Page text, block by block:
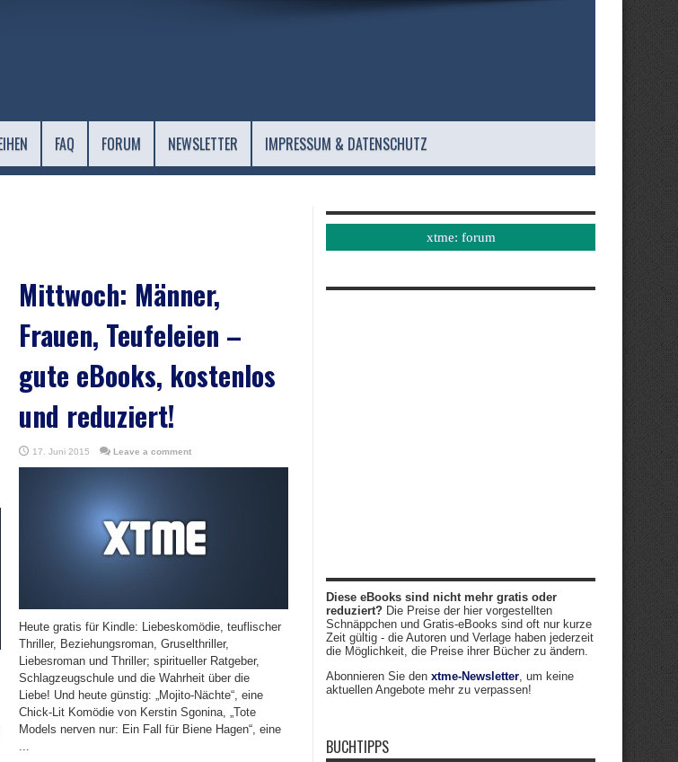
FAQ FORUM NEWSLETTER IMPRESSUM & DATENSCHUTZ
Mittwoch: Männer,
Frauen, Teufeleien –
gute eBooks, kostenlos
und reduziert!
17. Juni 2015 Leave a comment
Heute gratis für Kindle: Liebeskomödie, teuflischer
Thriller, Beziehungsroman, Gruselthriller,
Liebesroman und Thriller; spiritueller Ratgeber,
Schlagzeugschule und die Wahrheit über die
Liebe! Und heute günstig: „Mojito-Nächte“, eine
Chick-Lit Komödie von Kerstin Sgonina, „Tote
Models nerven nur: Ein Fall für Biene Hagen“, eine
...
xtme: forum
Diese eBooks sind nicht mehr gratis oder
reduziert? Die Preise der hier vorgestellten
Schnäppchen und Gratis-eBooks sind oft nur kurze
Zeit gültig - die Autoren und Verlage haben jederzeit
die Möglichkeit, die Preise ihrer Bücher zu ändern.
Abonnieren Sie den xtme-Newsletter, um keine
aktuellen Angebote mehr zu verpassen!
BUCHTIPPS